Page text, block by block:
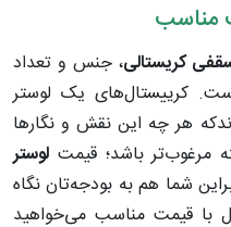
مناسب
کریستالی، جنس و تعداد
کرییستال‌های یک لوستر
هر چه این نقش و نگارها
مرغوب‌تر باشد؛ قیمت لوستر
شما هم به بودجه‌تان نگاه
با قیمت مناسب می‌خواهید